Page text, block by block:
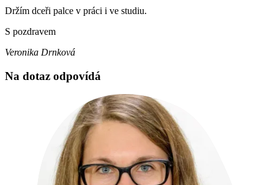
Držím dceři palce v práci i ve studiu.
S pozdravem
Veronika Drnková
Na dotaz odpovídá